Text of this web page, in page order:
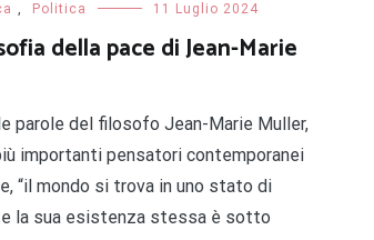
, Politica 11 Luglio 2024
della pace di Jean-Marie
parole del filosofo Jean-Marie Muller,
importanti pensatori contemporanei
“il mondo si trova in uno stato di
la sua esistenza stessa è sotto